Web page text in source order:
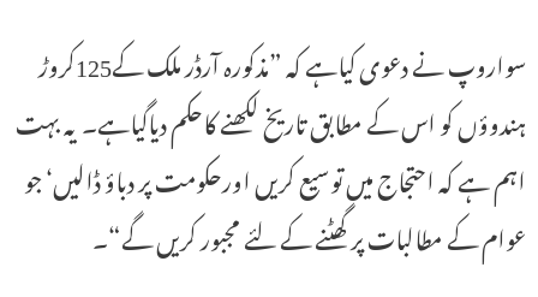
سواروپ نے دعوی کیاہے کہ ”مذکورہ آرڈر ملک کے125کروڑ
ہندوؤں کو اس کے مطابق تاریخ لکھنے کاحکم دیاگیاہے۔ یہ بہت
اہم ہے کہ احتجاج میں توسیع کریں اورحکومت پر دباؤ ڈالیں‘ جو
عوام کے مطالبات پر گھٹنے کے لئے مجبور کریں گے“۔